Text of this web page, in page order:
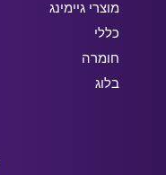
מוצרי גיימינג
כללי
חומרה
בלוג